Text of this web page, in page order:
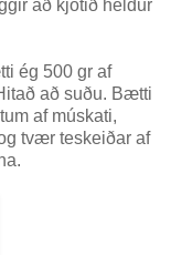
að kjötið heldur
ég 500 gr af
að suðu. Bætti
af múskati,
tvær teskeiðar af